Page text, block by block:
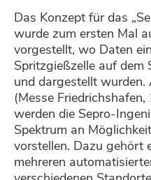
Das Konzept für das
wurde zum ersten Mal
vorgestellt, wo Daten
Spritzgießzelle auf dem
und dargestellt
(Messe
werden die Sepro-
Spektrum an
vorstellen. Dazu gehört
mehreren